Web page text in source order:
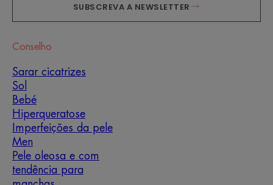
SUBSCREVA A NEWSLETTER
Conselho
Sarar cicatrizes
Sol
Bebé
Hiperqueratose
Imperfeições da pele
Men
Pele oleosa e com
tendência para